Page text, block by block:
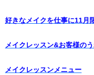
好きなメイクを仕事に11月
メイクレッスン&お客様の
メイクレッスンメニュー